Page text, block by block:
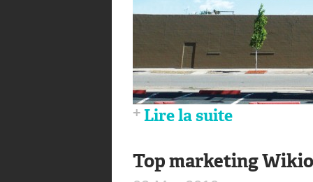
Lire la suite
Top marketing